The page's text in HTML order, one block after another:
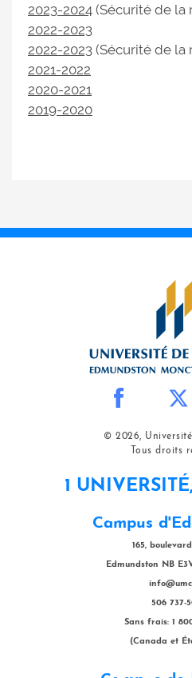
2023-2024 (Sécurité de la
2022-2023
2022-2023 (Sécurité de la
2021-2022
2020-2021
2019-2020
© 2026,
Tous droits
1
Campus
165,
Edmundston NB
506 737-
Sans frais: 1
(Canada et